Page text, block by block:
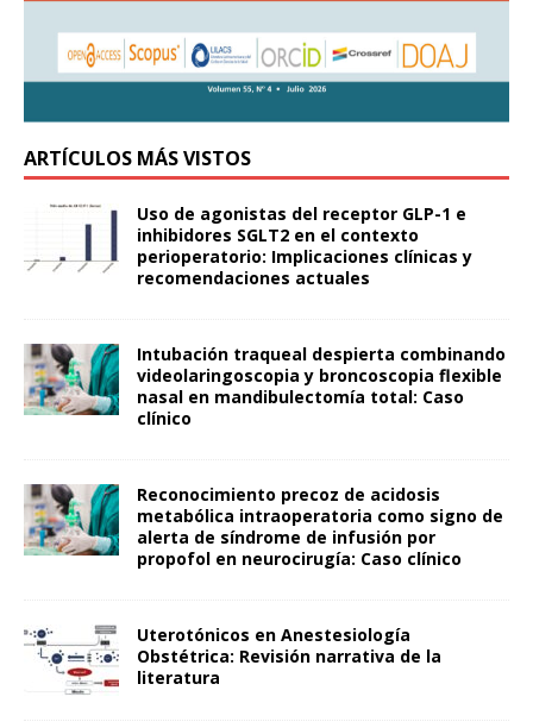
ARTÍCULOS MÁS VISTOS
Uso de agonistas del receptor GLP-1 e
inhibidores SGLT2 en el contexto
perioperatorio: Implicaciones clínicas y
recomendaciones actuales
Intubación traqueal despierta combinando
videolaringoscopia y broncoscopia flexible
nasal en mandibulectomía total: Caso
clínico
Reconocimiento precoz de acidosis
metabólica intraoperatoria como signo de
alerta de síndrome de infusión por
propofol en neurocirugía: Caso clínico
Uterotónicos en Anestesiología
Obstétrica: Revisión narrativa de la
literatura